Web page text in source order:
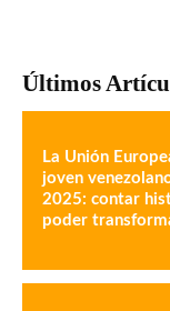
Últimos
La Unión
joven
2025: contar
poder